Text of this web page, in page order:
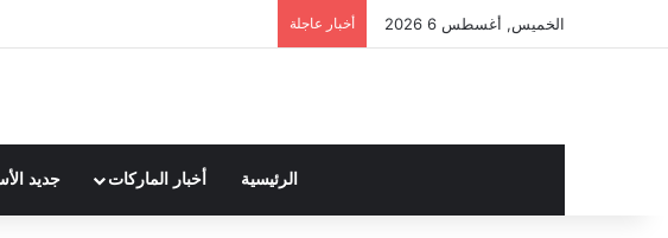
الخميس, أغسطس 6 2026 أخبار عاجلة
الرئيسية أخبار الماركات جديد